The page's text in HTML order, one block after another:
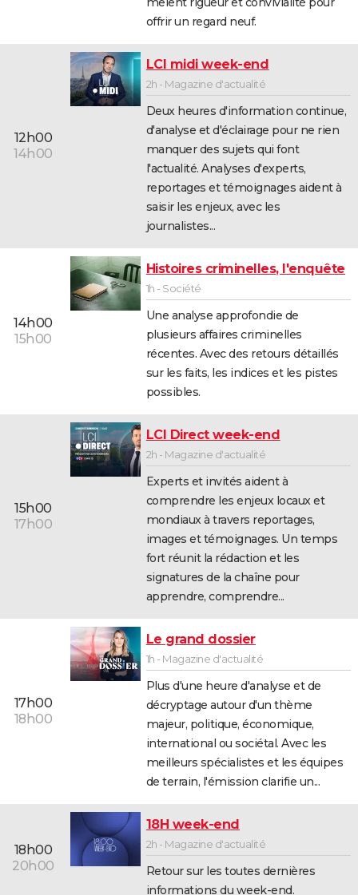
offrir un regard neuf.
12h00
14h00
LCI midi week-end
2h - Magazine d'actualité
Deux heures d'information continue,
d'analyse et d'éclairage pour ne rien
manquer des sujets qui font
l'actualité. Analyses d'experts,
reportages et témoignages aident à
saisir les enjeux, avec les
journalistes...
14h00
15h00
Histoires criminelles, l'enquête
1h - Société
Une analyse approfondie de
plusieurs affaires criminelles
récentes. Avec des retours détaillés
sur les faits, les indices et les pistes
possibles.
15h00
17h00
LCI Direct week-end
2h - Magazine d'actualité
Experts et invités aident à
comprendre les enjeux locaux et
mondiaux à travers reportages,
images et témoignages. Un temps
fort réunit la rédaction et les
signatures de la chaîne pour
apprendre, comprendre...
17h00
18h00
Le grand dossier
1h - Magazine d'actualité
Plus d'une heure d'analyse et de
décryptage autour d'un thème
majeur, politique, économique,
international ou sociétal. Avec les
meilleurs spécialistes et les équipes
de terrain, l'émission clarifie un...
18h00
20h00
18H week-end
2h - Magazine d'actualité
Retour sur les toutes dernières
informations du week-end.